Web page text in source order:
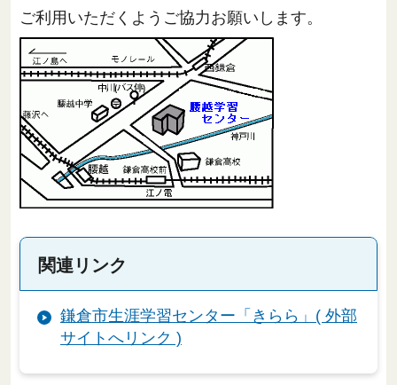
ご利用いただくようご協力お願いします。
関連リンク
鎌倉市生涯学習センター「きらら」( 外部
サイトへリンク )